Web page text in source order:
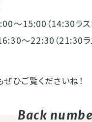
～15:00（14:30ラス
～22:30（21:30ラ
ぜひご覧くださいね！